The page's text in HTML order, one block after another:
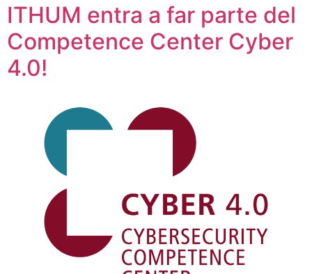
ITHUM entra a far parte del
Competence Center Cyber
4.0!